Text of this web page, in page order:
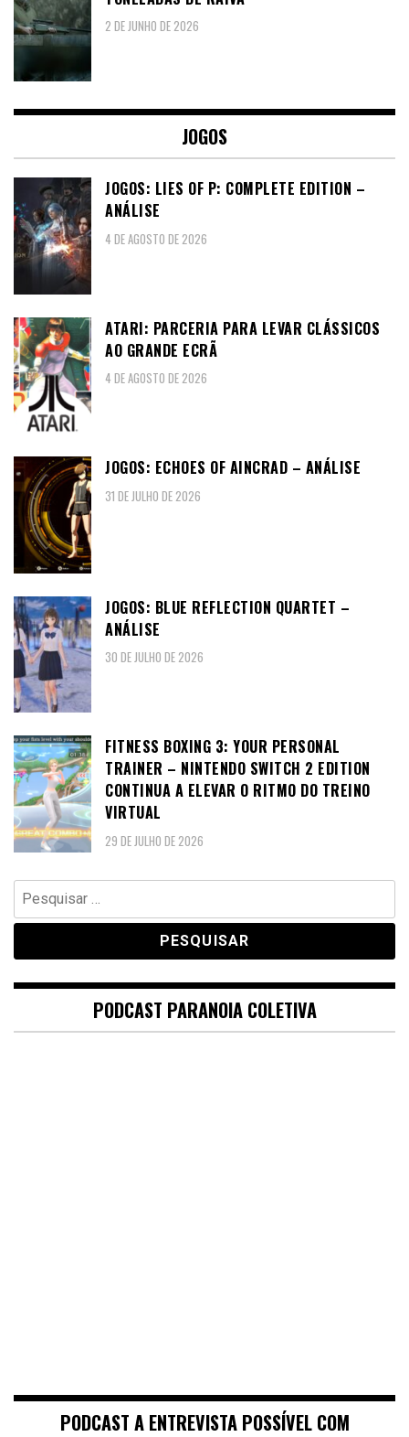
2 DE JUNHO DE 2026
JOGOS
JOGOS: LIES OF P: COMPLETE EDITION –
ANÁLISE
4 DE AGOSTO DE 2026
ATARI: PARCERIA PARA LEVAR CLÁSSICOS
AO GRANDE ECRÃ
4 DE AGOSTO DE 2026
JOGOS: ECHOES OF AINCRAD – ANÁLISE
31 DE JULHO DE 2026
JOGOS: BLUE REFLECTION QUARTET –
ANÁLISE
30 DE JULHO DE 2026
FITNESS BOXING 3: YOUR PERSONAL
TRAINER – NINTENDO SWITCH 2 EDITION
CONTINUA A ELEVAR O RITMO DO TREINO
VIRTUAL
29 DE JULHO DE 2026
Pesquisar
por:
PODCAST PARANOIA COLETIVA
PODCAST A ENTREVISTA POSSÍVEL COM